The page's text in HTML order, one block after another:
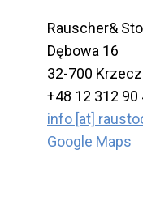
Rauscher&
Dębowa 16
32-700
+48 12 312 90
info [at]
Google Maps